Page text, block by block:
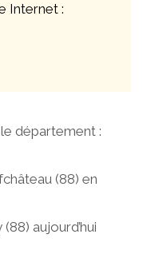
Internet :
département :
(88) en
aujourd’hui